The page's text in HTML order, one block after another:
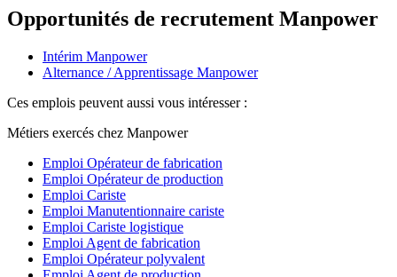
Opportunités de recrutement Manpower
Intérim Manpower
Alternance / Apprentissage Manpower
Ces emplois peuvent aussi vous intéresser :
Métiers exercés chez Manpower
Emploi Opérateur de fabrication
Emploi Opérateur de production
Emploi Cariste
Emploi Manutentionnaire cariste
Emploi Cariste logistique
Emploi Agent de fabrication
Emploi Opérateur polyvalent